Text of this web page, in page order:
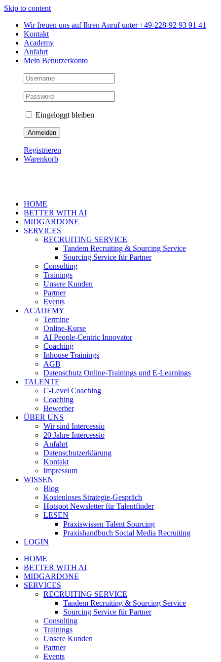
Skip to content
Wir freuen uns auf Ihren Anruf unter +49-228-92 93 91 41
Kontakt
Academy
Anfahrt
Mein Benutzerkonto
Eingeloggt bleiben
Registrieren
Warenkorb
HOME
BETTER WITH AI
MIDGARDONE
SERVICES
RECRUITING SERVICE
Tandem Recruiting & Sourcing Service
Sourcing Service für Partner
Consulting
Trainings
Unsere Kunden
Partner
Events
ACADEMY
Termine
Online-Kurse
AI People-Centric Innovator
Coaching
Inhouse Trainings
AGB
Datenschutz Online-Trainings und E-Learnings
TALENTE
C-Level Coaching
Coaching
Bewerber
ÜBER UNS
Wir sind Intercessio
20 Jahre Intercessio
Anfahrt
Datenschutzerklärung
Kontakt
Impressum
WISSEN
Blog
Kostenloses Strategie-Gespräch
Hotspot Newsletter für Talentfinder
LESEN
Praxiswissen Talent Sourcing
Praxishandbuch Social Media Recruiting
LOGIN
HOME
BETTER WITH AI
MIDGARDONE
SERVICES
RECRUITING SERVICE
Tandem Recruiting & Sourcing Service
Sourcing Service für Partner
Consulting
Trainings
Unsere Kunden
Partner
Events